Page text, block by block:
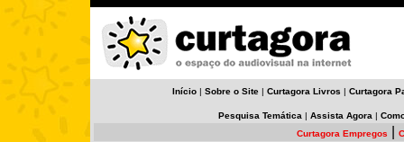
Início | Sobre o Site | Curtagora Livros | Curtagora
Pesquisa Temática | Assista Agora |
Curtagora Empregos